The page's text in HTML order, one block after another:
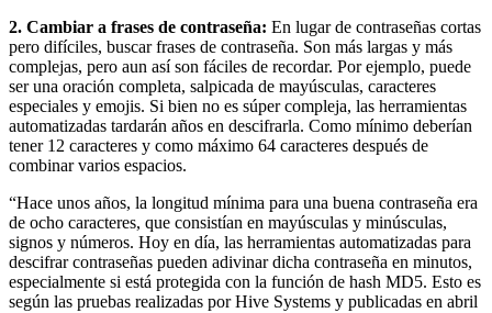
2. Cambiar a frases de contraseña: En lugar de contraseñas cortas
pero difíciles, buscar frases de contraseña. Son más largas y más
complejas, pero aun así son fáciles de recordar. Por ejemplo, puede
ser una oración completa, salpicada de mayúsculas, caracteres
especiales y emojis. Si bien no es súper compleja, las herramientas
automatizadas tardarán años en descifrarla. Como mínimo deberían
tener 12 caracteres y como máximo 64 caracteres después de
combinar varios espacios.
“Hace unos años, la longitud mínima para una buena contraseña era
de ocho caracteres, que consistían en mayúsculas y minúsculas,
signos y números. Hoy en día, las herramientas automatizadas para
descifrar contraseñas pueden adivinar dicha contraseña en minutos,
especialmente si está protegida con la función de hash MD5. Esto es
según las pruebas realizadas por Hive Systems y publicadas en abril